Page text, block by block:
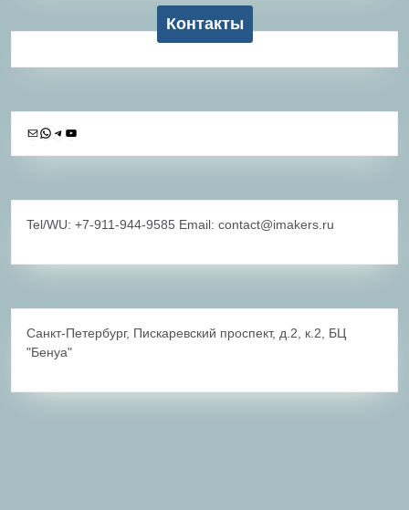
Контакты
Почта
WhatsApp
Telegram
YouTube
Tel/WU: +7-911-944-9585 Email: contact@imakers.ru
Санкт-Петербург, Пискаревский проспект, д.2, к.2, БЦ
"Бенуа"